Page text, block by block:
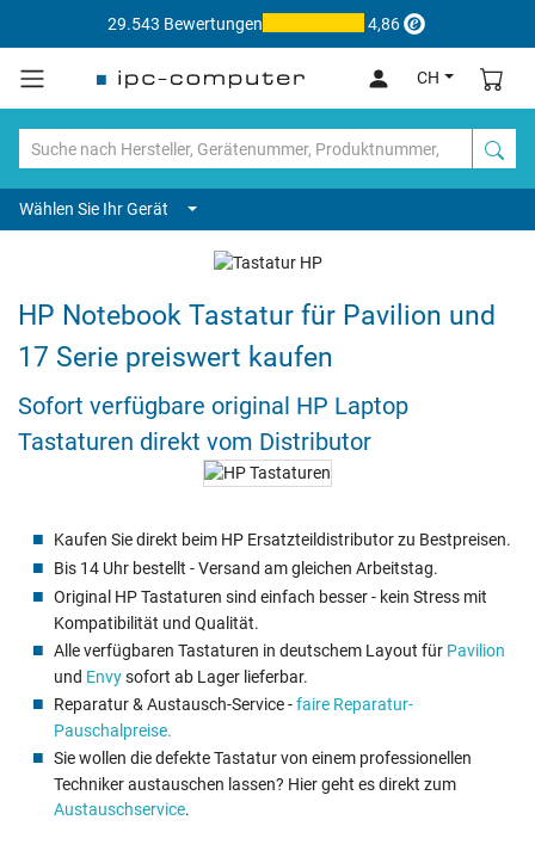
29.543 Bewertungen 4,86
CH
Wählen Sie Ihr Gerät
HP Notebook Tastatur für Pavilion und
17 Serie preiswert kaufen
Sofort verfügbare original HP Laptop
Tastaturen direkt vom Distributor
Kaufen Sie direkt beim HP Ersatzteildistributor zu Bestpreisen.
Bis 14 Uhr bestellt - Versand am gleichen Arbeitstag.
Original HP Tastaturen sind einfach besser - kein Stress mit
Kompatibilität und Qualität.
Alle verfügbaren Tastaturen in deutschem Layout für Pavilion
und Envysofort ab Lager lieferbar.
Reparatur & Austausch-Service -faire Reparatur-
Pauschalpreise.
Sie wollen die defekte Tastatur von einem professionellen
Techniker austauschen lassen? Hier geht es direkt zum
Austauschservice.